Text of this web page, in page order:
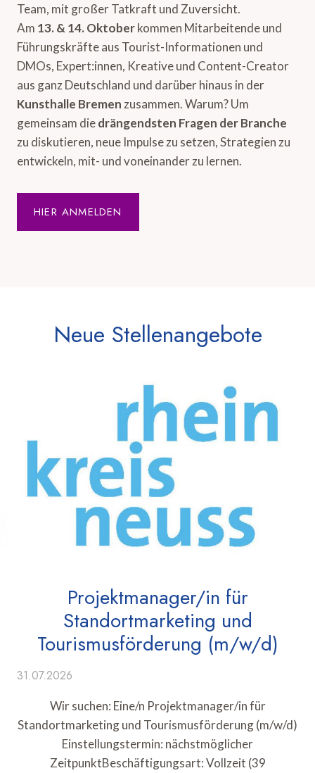
Team, mit großer Tatkraft und Zuversicht.
Am 13. & 14. Oktoberkommen Mitarbeitende und
Führungskräfte aus Tourist-Informationen und
DMOs, Expert:innen, Kreative und Content-Creator
aus ganz Deutschland und darüber hinaus in der
Kunsthalle Bremen zusammen. Warum? Um
gemeinsam diedrängendsten Fragen der Branche
zu diskutieren, neue Impulse zu setzen, Strategien zu
entwickeln, mit- und voneinander zu lernen.
HIER ANMELDEN
Neue Stellenangebote
Projektmanager/in für
Standortmarketing und
Tourismusförderung (m/w/d)
31.07.2026
Wir suchen: Eine/n Projektmanager/in für
Standortmarketing und Tourismusförderung (m/w/d)
Einstellungstermin: nächstmöglicher
ZeitpunktBeschäftigungsart: Vollzeit (39